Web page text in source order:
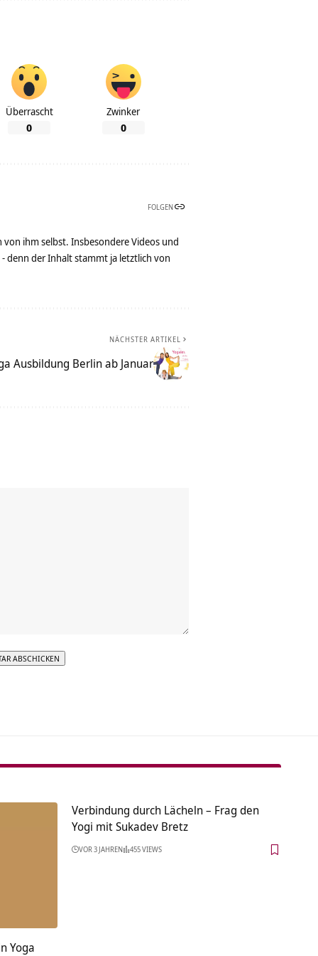
Überrascht
0
Zwinker
0
FOLGEN
ihm selbst. Insbesondere Videos und
denn der Inhalt stammt ja letztlich von
NÄCHSTER ARTIKEL
Ausbildung Berlin ab Januar
Yoga
Verbindung durch Lächeln – Frag den
Yogi mit Sukadev Bretz
VOR 3 JAHREN 455 VIEWS